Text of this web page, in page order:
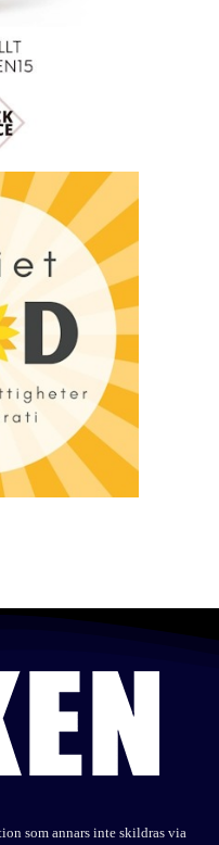
som annars inte skildras via